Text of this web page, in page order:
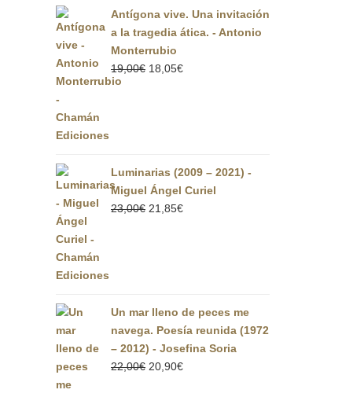
Antígona vive. Una invitación
a la tragedia ática. - Antonio
Monterrubio
19,00€ El
18,05€El
Luminarias (2009 – 2021) -
Miguel Ángel Curiel
23,00€ El
21,85€El
Un mar lleno de peces me
navega. Poesía reunida (1972
– 2012) - Josefina Soria
22,00€ El
20,90€El